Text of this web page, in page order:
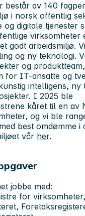
består av 140
i norsk offentlig
og digitale tjenester
virksomheter
godt arbeidsmiljø.
og ny teknologi.
og
for IT-ansatte og
intelligens, ny
I 2025 ble
kåret til en av
og vi ble
best omdømme i
vår her.
jobbe med:
for